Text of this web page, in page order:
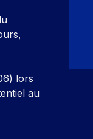
lors
au